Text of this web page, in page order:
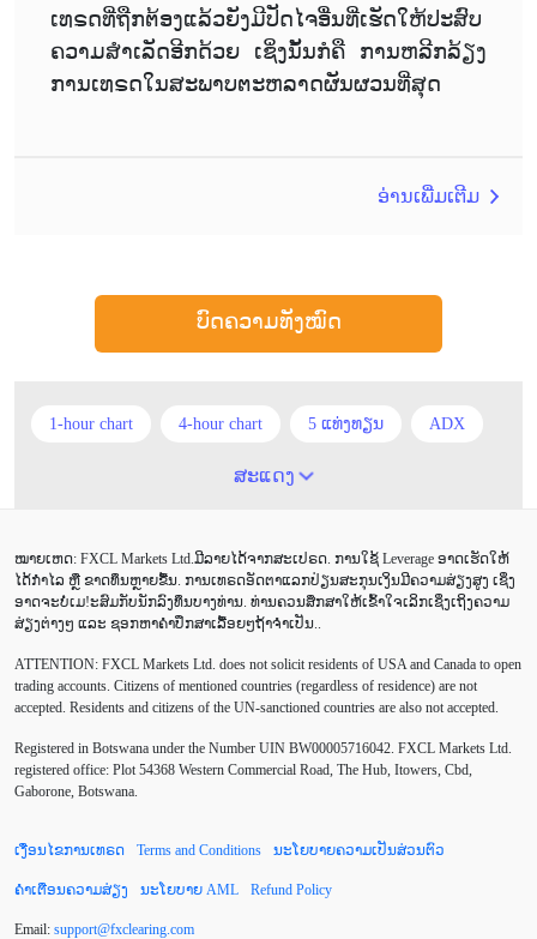
ເທຣດທີ່ຖືກຕ້ອງແລ້ວຍັງມີປັດໄຈອື່ນທີ່ເຮັດໃຫ້ປະສົບ
ຄວາມສຳເລັດອີກດ້ວຍ ເຊິ່ງນັ້ນກໍຄື ການຫລີກລ້ຽງ
ການເທຣດໃນສະພາບຕະຫລາດຜັນຜວນທີ່ສຸດ
ອ່ານເພີ່ມເຕີມ
ບົດຄວາມທັງໝົດ
1-hour chart 4-hour chart 5 ແທ່ງທຽນ ADX
Alexander Elder
Buy Stop CAD CHF COVID-19 CPI
Canadian dollar Charles Dow
Chinese Yuan Correlation Matrix D1 DailyFX
Default mode network Doji EA EA ເຊີງລຸກ
ECB ECN EMA EUR EUR/AUD
ສະແດງ
ໝາຍເຫດ: FXCL Markets Ltd.ມີລາຍໄດ້ຈາກສະເປຣດ. ການໃຊ້ Leverage ອາດເຮັດໃຫ້
ໄດ້ກຳໄລ ຫຼື ຂາດທຶນຫຼາຍຂື້ນ. ການເທຣດອັດຕາແລກປ່ຽນສະກຸນເງິນມີຄວາມສ່ຽງສູງ ເຊິ່ງ
ອາດຈະບໍ່ເມ!ະສົມກັບນັກລົງທຶນບາງທ່ານ. ທ່ານຄວນສຶກສາໃຫ້ເຂົ້າໃຈເລິກເຊິ່ງເຖິງຄວາມ
ສ່ຽງຕ່າງໆ ແລະ ຊອກຫາຄຳປຶກສາເລື້ອຍໆຖ້າຈຳເປັນ..
ATTENTION: FXCL Markets Ltd. does not solicit residents of USA and Canada to open
trading accounts. Citizens of mentioned countries (regardless of residence) are not
accepted. Residents and citizens of the UN-sanctioned countries are also not accepted.
Registered in Botswana under the Number UIN BW00005716042. FXCL Markets Ltd.
registered office: Plot 54368 Western Commercial Road, The Hub, Itowers, Cbd,
Gaborone, Botswana.
ເງື່ອນໄຂການເທຣດ Terms and Conditions ນະໂຍບາຍຄວາມເປັນສ່ວນຕົວ
ຄຳເຕືອນຄວາມສ່ຽງ ນະໂຍບາຍ AML Refund Policy
Email: support@fxclearing com